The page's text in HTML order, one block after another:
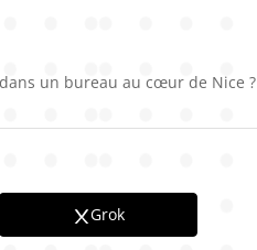
un bureau au cœur de Nice ?
Grok